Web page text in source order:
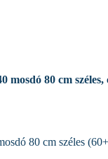
mosdó 80 cm